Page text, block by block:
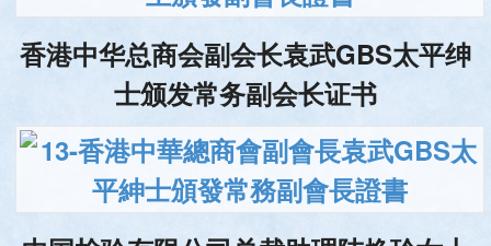
香港中华总商会副会长袁武GBS太平绅
士颁发常务副会长证书